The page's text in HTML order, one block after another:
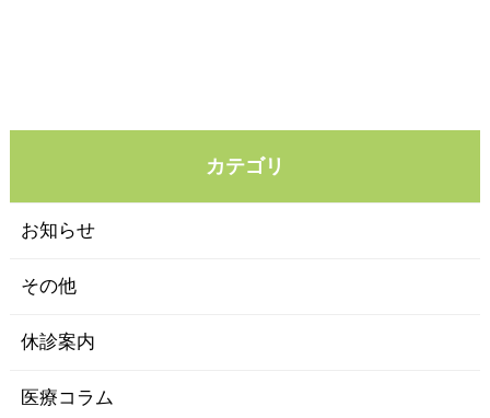
カテゴリ
お知らせ
その他
休診案内
医療コラム